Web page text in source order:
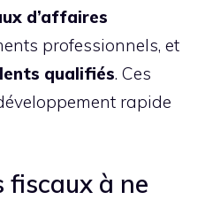
d’affaires
professionnels, et
qualifiés. Ces
rapide
fiscaux à ne